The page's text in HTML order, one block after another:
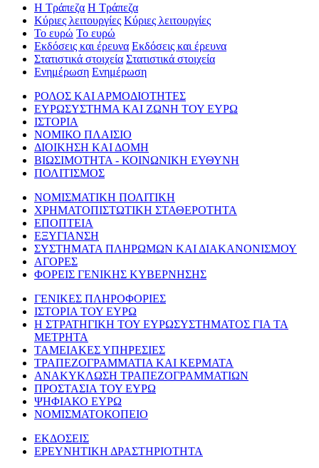
Η Τράπεζα Η Τράπεζα
Κύριες λειτουργίες Κύριες λειτουργίες
Το ευρώ Το ευρώ
Εκδόσεις και έρευνα Εκδόσεις και έρευνα
Στατιστικά στοιχεία Στατιστικά στοιχεία
Ενημέρωση Ενημέρωση
ΡΟΛΟΣ ΚΑΙ ΑΡΜΟΔΙΟΤΗΤΕΣ
ΕΥΡΩΣΥΣΤΗΜΑ ΚΑΙ ΖΩΝΗ ΤΟΥ ΕΥΡΩ
ΙΣΤΟΡΙΑ
ΝΟΜΙΚΟ ΠΛΑΙΣΙΟ
ΔΙΟΙΚΗΣΗ ΚΑΙ ΔΟΜΗ
ΒΙΩΣΙΜΟΤΗΤΑ - ΚΟΙΝΩΝΙΚΗ ΕΥΘΥΝΗ
ΠΟΛΙΤΙΣΜΟΣ
ΝΟΜΙΣΜΑΤΙΚΗ ΠΟΛΙΤΙΚΗ
ΧΡΗΜΑΤΟΠΙΣΤΩΤΙΚΗ ΣΤΑΘΕΡΟΤΗΤΑ
ΕΠΟΠΤΕΙΑ
ΕΞΥΓΙΑΝΣΗ
ΣΥΣΤΗΜΑΤΑ ΠΛΗΡΩΜΩΝ ΚΑΙ ΔΙΑΚΑΝΟΝΙΣΜΟΥ
ΑΓΟΡΕΣ
ΦΟΡΕΙΣ ΓΕΝΙΚΗΣ ΚΥΒΕΡΝΗΣΗΣ
ΓΕΝΙΚΕΣ ΠΛΗΡΟΦΟΡΙΕΣ
ΙΣΤΟΡΙΑ ΤΟΥ ΕΥΡΩ
Η ΣΤΡΑΤΗΓΙΚΗ ΤΟΥ ΕΥΡΩΣΥΣΤΗΜΑΤΟΣ ΓΙΑ ΤΑ
ΜΕΤΡΗΤΑ
ΤΑΜΕΙΑΚΕΣ ΥΠΗΡΕΣΙΕΣ
ΤΡΑΠΕΖΟΓΡΑΜΜΑΤΙΑ ΚΑΙ ΚΕΡΜΑΤΑ
ΑΝΑΚΥΚΛΩΣΗ ΤΡΑΠΕΖΟΓΡΑΜΜΑΤΙΩΝ
ΠΡΟΣΤΑΣΙΑ ΤΟΥ ΕΥΡΩ
ΨΗΦΙΑΚΟ ΕΥΡΩ
ΝΟΜΙΣΜΑΤΟΚΟΠΕΙΟ
ΕΚΔΟΣΕΙΣ
ΕΡΕΥΝΗΤΙΚΗ ΔΡΑΣΤΗΡΙΟΤΗΤΑ